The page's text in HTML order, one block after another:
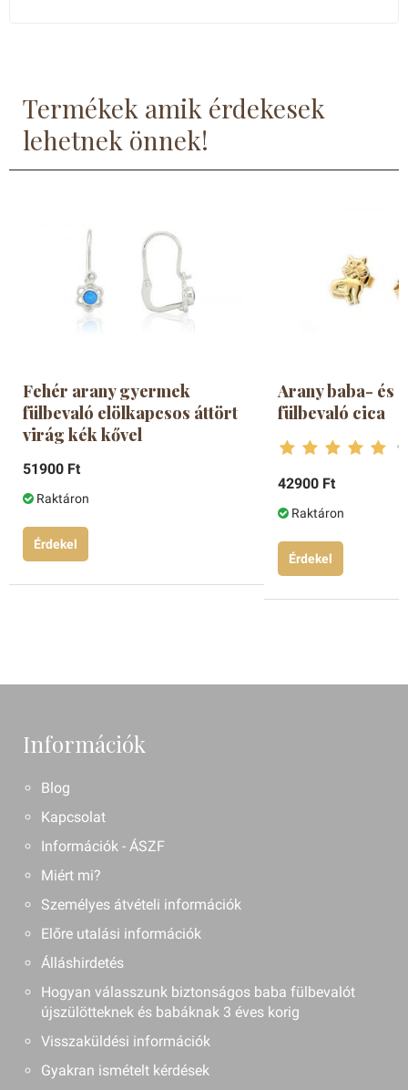
Termékek amik érdekesek
lehetnek önnek!
Fehér arany gyermek
fülbevaló elölkapcsos áttört
virág kék kővel
51900 Ft
Raktáron
Érdekel
Arany baba- és
fülbevaló cica
42900 Ft
Raktáron
Érdekel
Információk
Blog
Kapcsolat
Információk - ÁSZF
Miért mi?
Személyes átvételi információk
Előre utalási információk
Álláshirdetés
Hogyan válasszunk biztonságos baba fülbevalót
újszülötteknek és babáknak 3 éves korig
Visszaküldési információk
Gyakran ismételt kérdések